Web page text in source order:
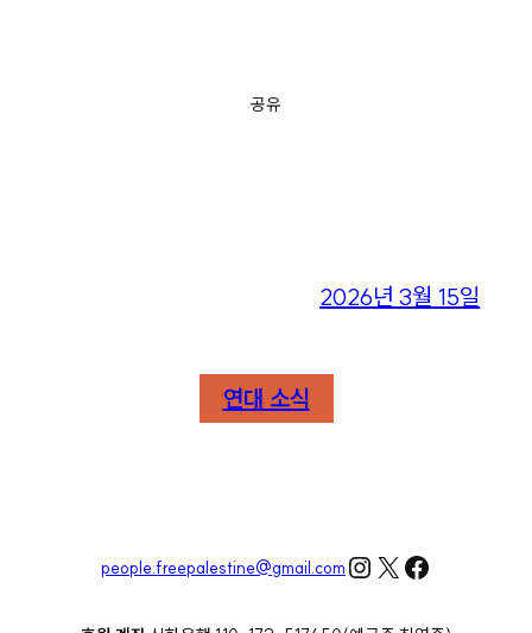
공유
2026년 3월 15일
연대 소식
people.freepalestine@gmail.comInstagram
X Facebook